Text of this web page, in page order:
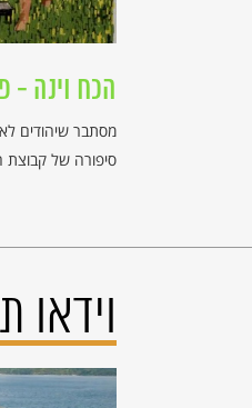
הכח וינה -
מסתבר שיהודים
סיפורה של קבוצת
וידאו